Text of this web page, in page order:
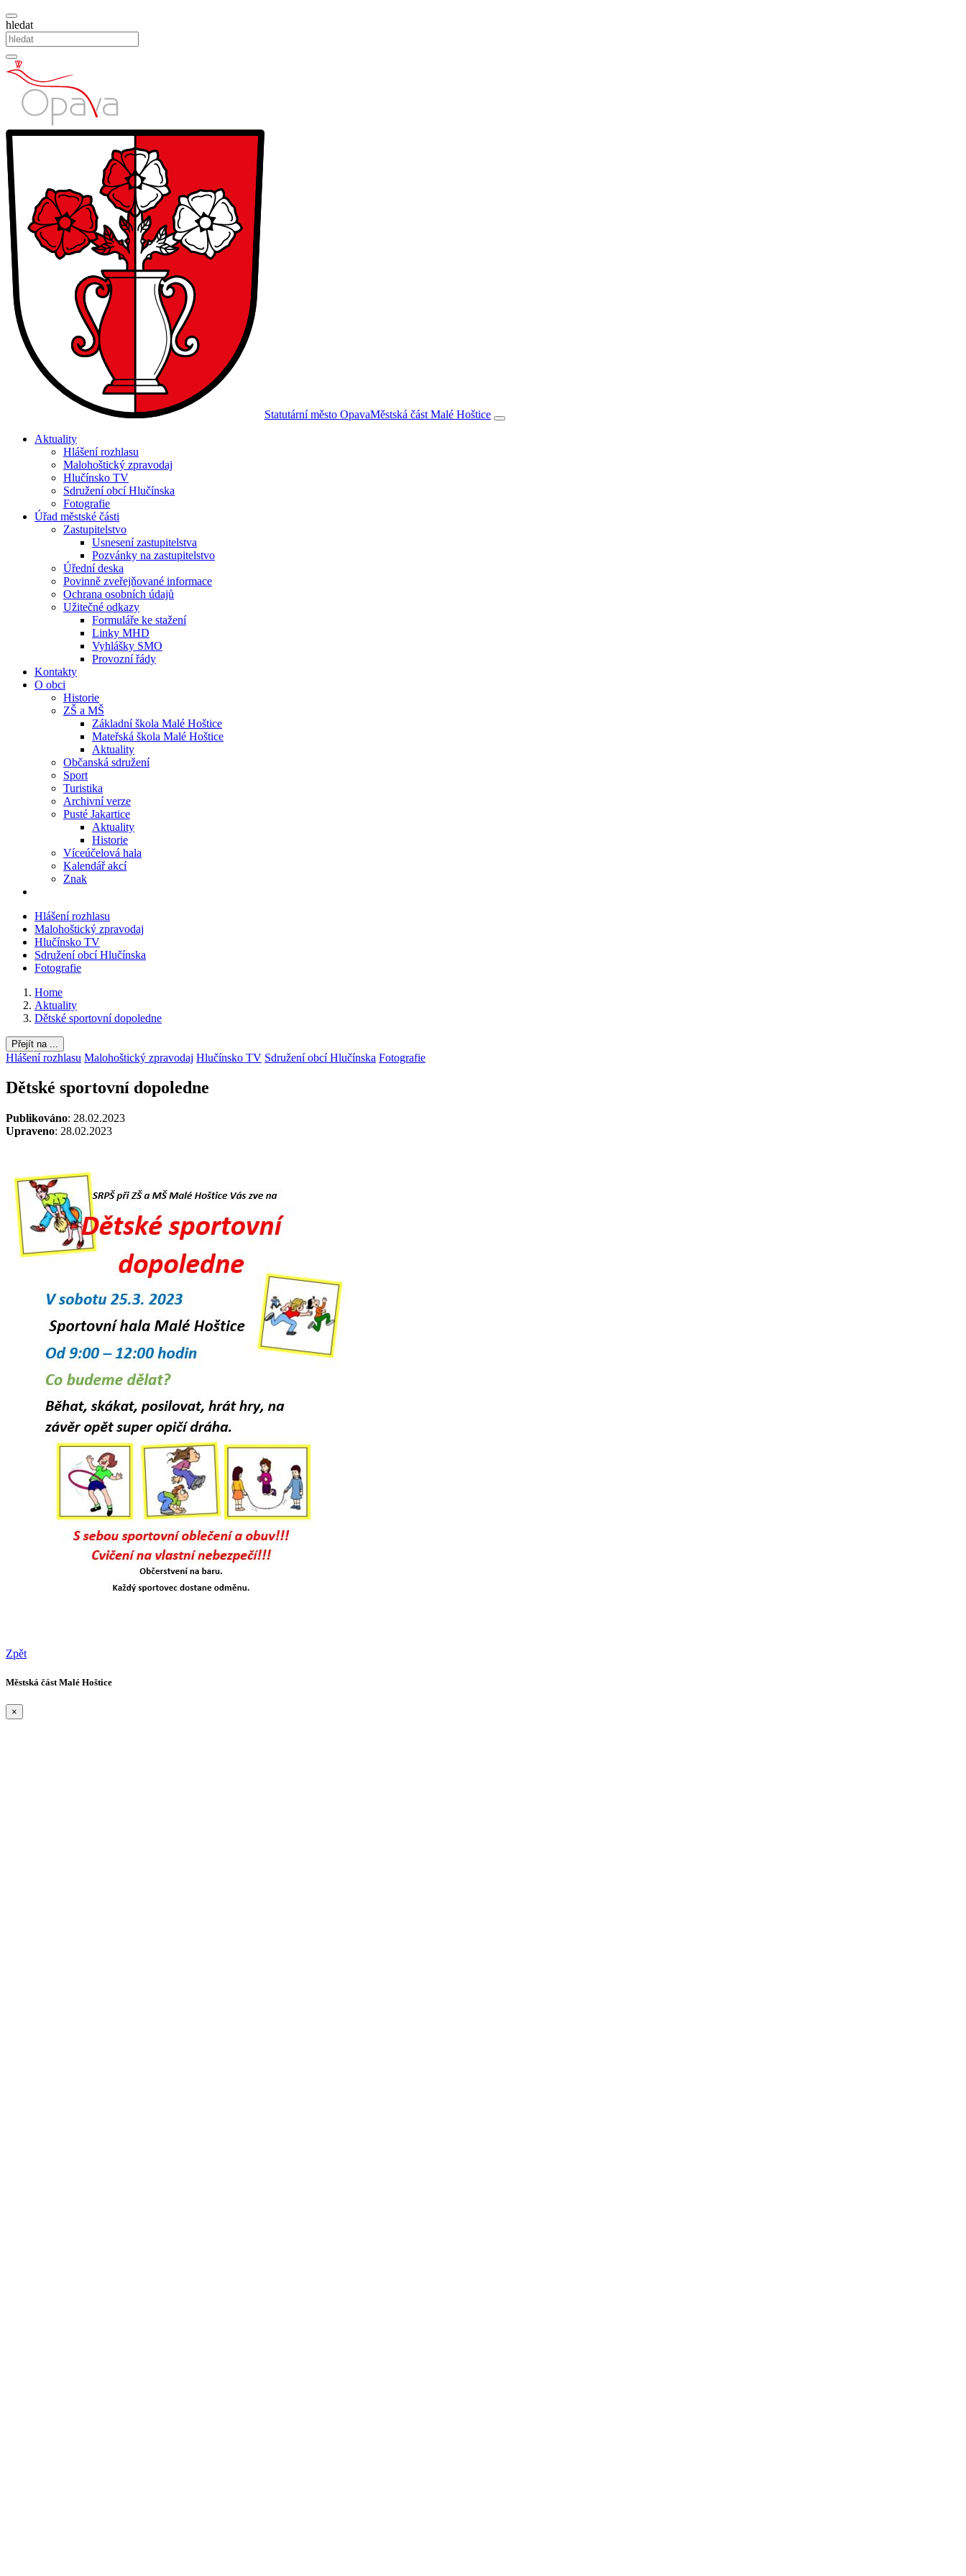
hledat
Statutární město OpavaMěstská část Malé Hoštice
Aktuality
Hlášení rozhlasu
Malohoštický zpravodaj
Hlučínsko TV
Sdružení obcí Hlučínska
Fotografie
Úřad městské části
Zastupitelstvo
Usnesení zastupitelstva
Pozvánky na zastupitelstvo
Úřední deska
Povinně zveřejňované informace
Ochrana osobních údajů
Užitečné odkazy
Formuláře ke stažení
Linky MHD
Vyhlášky SMO
Provozní řády
Kontakty
O obci
Historie
ZŠ a MŠ
Základní škola Malé Hoštice
Mateřská škola Malé Hoštice
Aktuality
Občanská sdružení
Sport
Turistika
Archivní verze
Pusté Jakartice
Aktuality
Historie
Víceúčelová hala
Kalendář akcí
Znak
Hlášení rozhlasu
Malohoštický zpravodaj
Hlučínsko TV
Sdružení obcí Hlučínska
Fotografie
Home
Aktuality
Dětské sportovní dopoledne
Přejít na ...
Hlášení rozhlasu Malohoštický zpravodaj Hlučínsko TV Sdružení obcí Hlučínska Fotografie
Dětské sportovní dopoledne
Publikováno: 28.02.2023
Upraveno: 28.02.2023
Zpět
Městská část Malé Hoštice
×